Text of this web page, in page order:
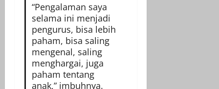
“Pengalaman saya
selama ini menjadi
pengurus, bisa lebih
paham, bisa saling
mengenal, saling
menghargai, juga
paham tentang
anak,” imbuhnya.